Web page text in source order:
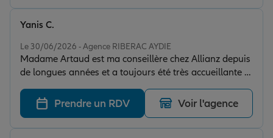
Le 30/06/2026 - Agence RIBERAC AYDIE
Madame Artaud est ma conseillère chez Allianz depuis
de longues années et a toujours été très accueillante et
serviable. Habitant désormais loin de Ribérac, elle est
très efficace lorsque je la contacte par téléphone !
Yanis C.
Prendre un RDV Voir l'agence